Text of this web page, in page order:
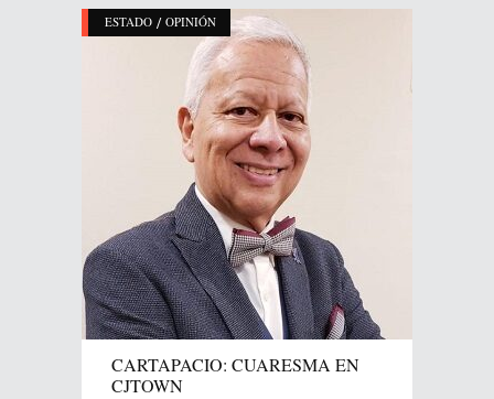
ESTADO / OPINIÓN
CARTAPACIO: CUARESMA EN
CJTOWN